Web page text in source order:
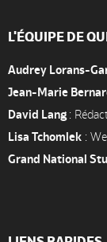
L'ÉQUIPE DE
Audrey Lorans-
Jean-Marie
David Lang :
Lisa Tchomlek :
Grand National